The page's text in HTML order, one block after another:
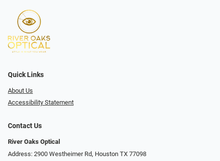
Quick Links
About Us
Accessibility Statement
Contact Us
River Oaks Optical
Address: 2900 Westheimer Rd, Houston TX 77098